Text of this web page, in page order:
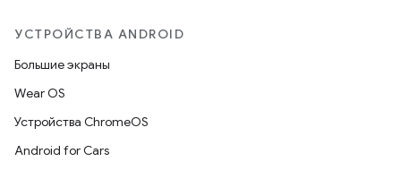
УСТРОЙСТВА ANDROID
Большие экраны
Wear OS
Устройства ChromeOS
Android for Cars